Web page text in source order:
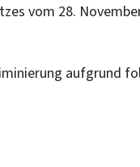
vom 28.
aufgrund